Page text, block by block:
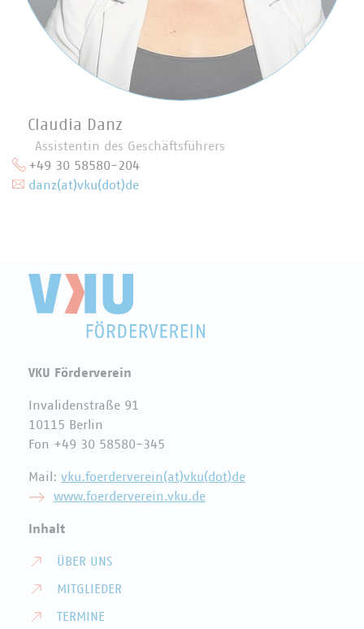
Claudia Danz
Assistentin des Geschäftsführers
+49 30 58580-204
danz(at)vku(dot)de
VKU Förderverein
Invalidenstraße 91
10115 Berlin
Fon +49 30 58580-345
Mail: vku.foerderverein(at)vku(dot)de
www.foerderverein.vku.de
Inhalt
ÜBER UNS
MITGLIEDER
TERMINE